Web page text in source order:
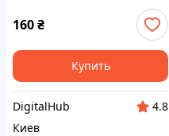
160₴
Купить
DigitalHub
4.8
Киев